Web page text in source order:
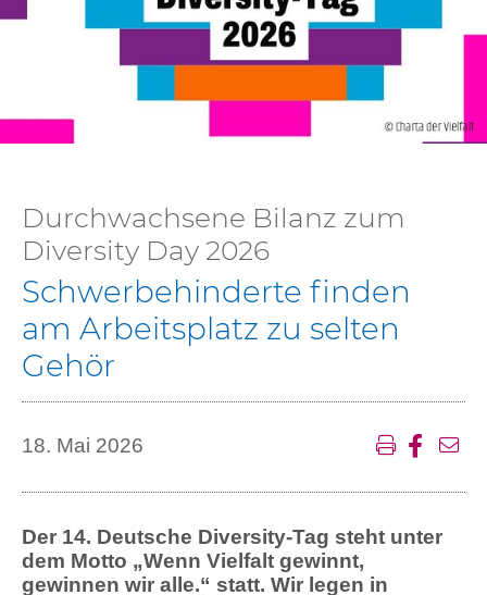
Durchwachsene Bilanz zum
Diversity Day 2026
Schwerbehinderte finden
am Arbeitsplatz zu selten
Gehör
18. Mai 2026
Der 14. Deutsche Diversity-Tag steht unter
dem Motto „Wenn Vielfalt gewinnt,
gewinnen wir alle.“ statt. Wir legen in